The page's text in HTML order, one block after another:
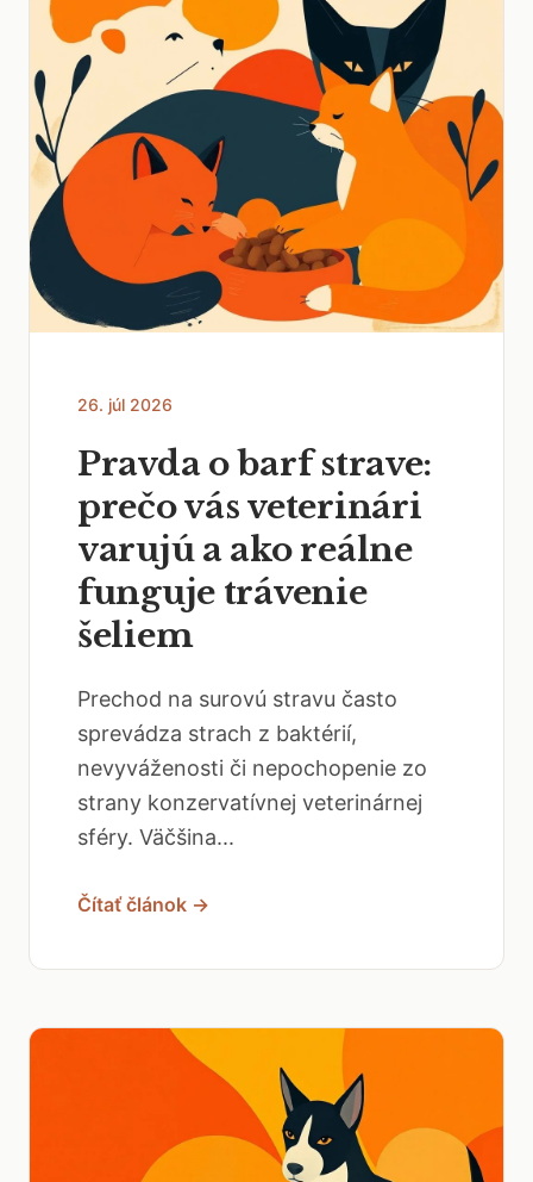
26. júl 2026
Pravda o barf strave:
prečo vás veterinári
varujú a ako reálne
funguje trávenie
šeliem
Prechod na surovú stravu často
sprevádza strach z baktérií,
nevyváženosti či nepochopenie zo
strany konzervatívnej veterinárnej
sféry. Väčšina...
Čítať článok →